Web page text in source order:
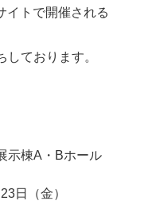
イトで開催される
ております。
示棟A・Bホール
23日（金）